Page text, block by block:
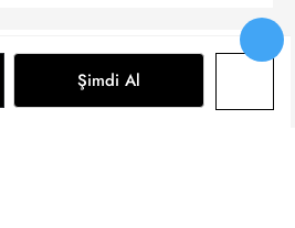
Şimdi Al
’a Kolay Başvuru